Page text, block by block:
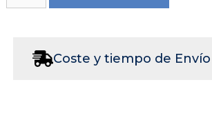
Coste y tiempo de Envío